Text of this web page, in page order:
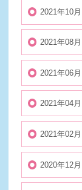
2021年10月
2021年08月
2021年06月
2021年04月
2021年02月
2020年12月